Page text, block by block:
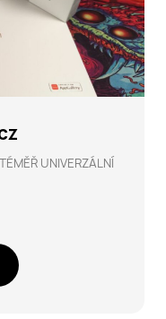
UNIVERZÁLNÍ